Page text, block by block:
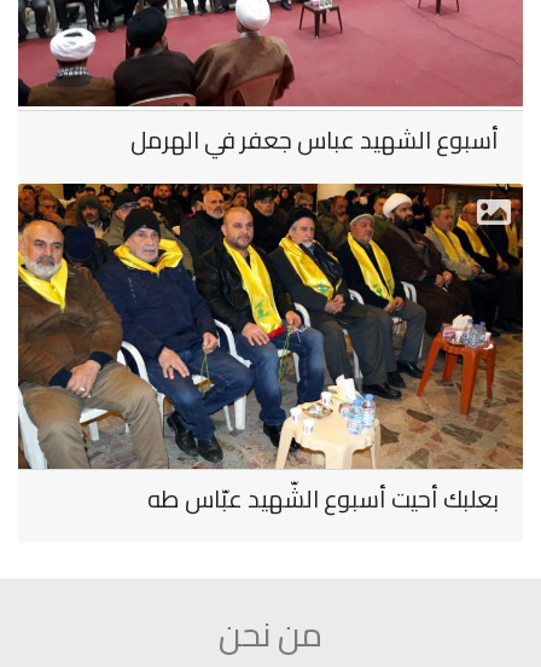
أسبوع الشهيد عباس جعفر في الهرمل
بعلبك أحيت أسبوع الشّهيد عبّاس طه
من نحن